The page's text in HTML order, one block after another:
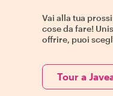
Vai alla tua
cose da fare!
offrire, puoi
Tour a